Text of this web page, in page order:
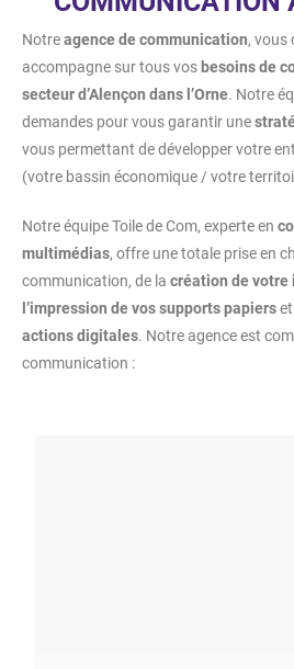
Notreagence de communication, vous
accompagne sur tous vos besoins de
secteur d’Alençon dans l’Orne. Notre
demandes pour vous garantir une
vous permettant de développer votre
(votre bassin économique / votre
Notre équipe Toile de Com, experte en
multimédias, offre une totale prise en
communication, de la création de
l’impression de vos supports papiers
actions digitales. Notre agence est
communication :